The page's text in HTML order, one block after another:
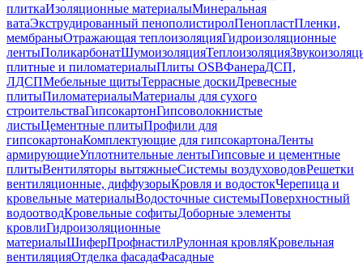
плиткаИзоляционные материалыМинеральная
ватаЭкструдированный пенополистиролПенопластПленки,
мембраныОтражающая теплоизоляцияГидроизоляционные
лентыПоликарбонатШумоизоляцияТеплоизоляция
плитные и пиломатериалыПлиты OSBФанераДСП,
ЛДСПМебельные щитыТеррасные доскиДревесные
плитыПиломатериалыМатериалы для сухого
строительстваГипсокартонГипсоволокнистые
листыЦементные плитыПрофили для
гипсокартонаКомплектующие для гипсокартонаЛенты
армирующиеУплотнительные лентыГипсовые и цементные
плитыВентиляторы вытяжныеСистемы воздуховодовРешетки
вентиляционные, диффузорыКровля и водостокЧерепица и
кровельные материалыВодосточные системыПоверхностный
водоотводКровельные софитыДоборные элементы
кровлиГидроизоляционные
материалыШиферПрофнастилРулонная кровляКровельная
вентиляцияОтделка фасадаФасадные